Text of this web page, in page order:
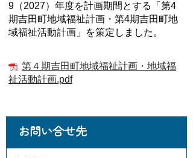
9（2027）年度を計画期間とする「第4
期吉田町地域福祉計画・第4期吉田町地
域福祉活動計画」を策定しました。
第４期吉田町地域福祉計画・地域福
祉活動計画.pdf
お問い合せ先